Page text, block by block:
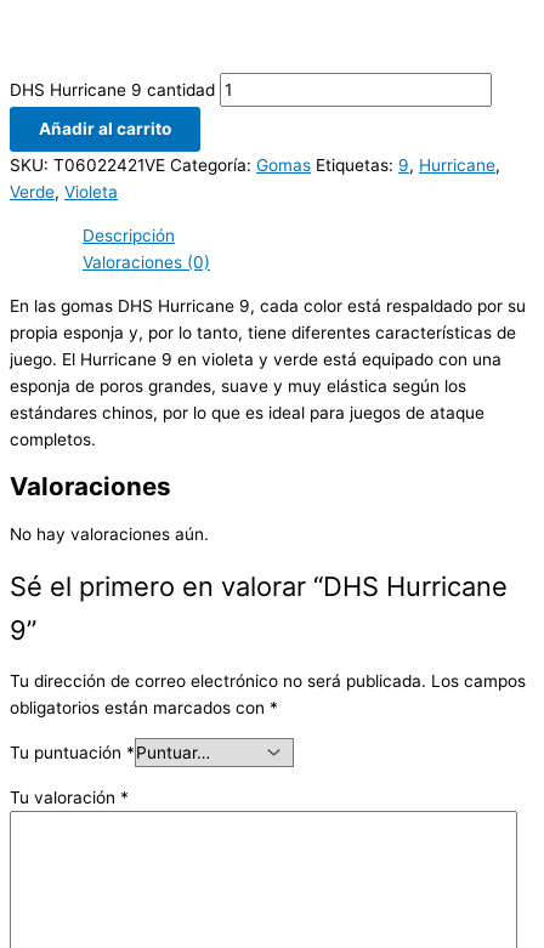
DHS Hurricane 9 cantidad
Añadir al carrito
SKU: T06022421VE Categoría: Gomas Etiquetas: 9, Hurricane,
Verde, Violeta
Descripción
Valoraciones (0)
En las gomas DHS Hurricane 9, cada color está respaldado por su
propia esponja y, por lo tanto, tiene diferentes características de
juego. El Hurricane 9 en violeta y verde está equipado con una
esponja de poros grandes, suave y muy elástica según los
estándares chinos, por lo que es ideal para juegos de ataque
completos.
Valoraciones
No hay valoraciones aún.
Sé el primero en valorar “DHS Hurricane
9”
Tu dirección de correo electrónico no será publicada. Los campos
obligatorios están marcados con *
Tu puntuación *
Tu valoración *